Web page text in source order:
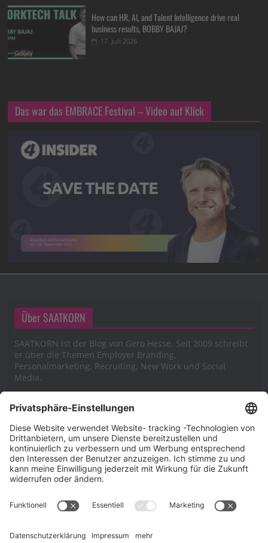
How can HR, AI, and Talent Intelligence drive real
business results, BOBBY BAJAJ?
17. Juli 2026
Das war das EMBRACE Festival – Video auf Klick
Über SAATKORN
SAATKORN ist der Blog von Gero Hesse. Seit 2009 schreibt
er über die Themen Employer Branding,
Personalmarketing, Recruiting, New Work und Social
Media.
Impressum
Impressum
Cookie-Richtlinie (EU)